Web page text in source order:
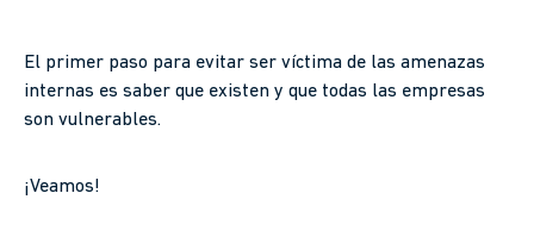
El primer paso para evitar ser víctima de las amenazas
internas es saber que existen y que todas las empresas
son vulnerables.
¡Veamos!